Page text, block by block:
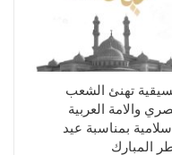
تهنئ الشعب
والامة العربية
بمناسبة عيد
المبارك